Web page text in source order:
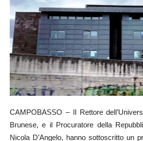
CAMPOBASSO – Il Rettore
Brunese, e il Procuratore della
Nicola D’Angelo, hanno sottoscritto un